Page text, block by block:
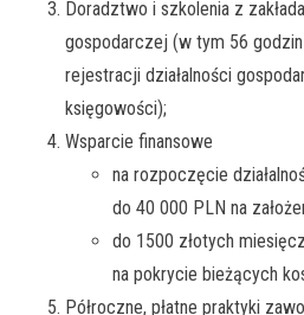
Doradztwo i szkolenia z
gospodarczej (w tym 56 godzin
rejestracji działalności
księgowości);
Wsparcie finansowe
na rozpoczęcie
do 40 000 PLN na
do 1500 złotych
na pokrycie bieżących
Półroczne, płatne praktyki